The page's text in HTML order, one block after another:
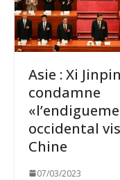
Asie : Xi
condamne
occidental
Chine
07/03/2023